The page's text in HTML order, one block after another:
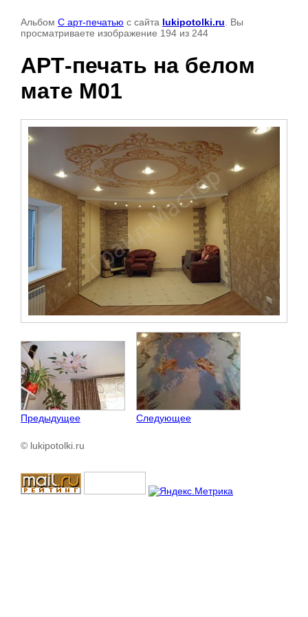
Альбом С арт-печатью с сайта lukipotolki.ru . Вы
просматриваете изображение 194 из 244
АРТ-печать на белом
мате М01
Предыдущее Следующее
© lukipotolki.ru